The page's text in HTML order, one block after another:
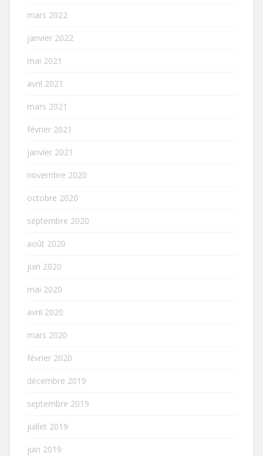
mars 2022
janvier 2022
mai 2021
avril 2021
mars 2021
février 2021
janvier 2021
novembre 2020
octobre 2020
septembre 2020
août 2020
juin 2020
mai 2020
avril 2020
mars 2020
février 2020
décembre 2019
septembre 2019
juillet 2019
juin 2019